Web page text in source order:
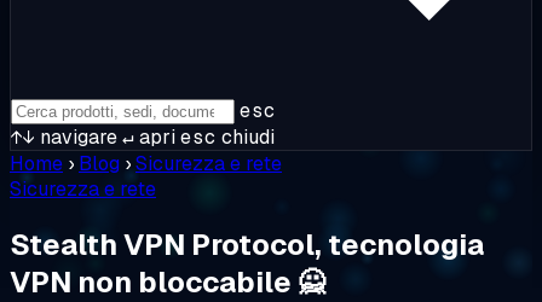
esc
↑↓ navigare↵apriesc chiudi
Home › Blog ›Sicurezza e rete
Sicurezza e rete
Stealth VPN Protocol, tecnologia
VPN non bloccabile 🙅